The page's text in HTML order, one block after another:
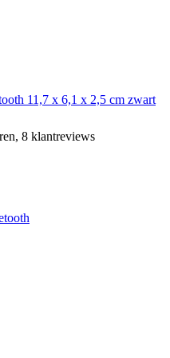
11,7 x 6,1 x 2,5 cm zwart
8 klantreviews